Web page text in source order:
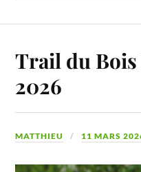
Trail du
2026
MATTHIEU 11 MARS